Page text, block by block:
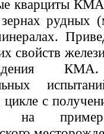
кварциты
рудных
свойств
с
на